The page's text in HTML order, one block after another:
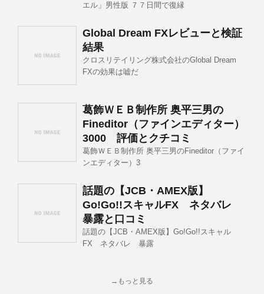
エル」男性版 ７７日間で復縁
Global Dream FXレビューと検証
結果
クロスリテイリング株式会社のGlobal Dream
FXの効果は嘘だ
葛飾ＷＥＢ制作所 奥平三男の
Fineditor（ファインエディター）
3000 評価とクチコミ
葛飾ＷＥＢ制作所 奥平三男のFineditor（ファイ
ンエディター）3
話題の【JCB・AMEX版】
Go!Go!!スキャルFX ネタバレ
暴露と口コミ
話題の【JCB・AMEX版】Go!Go!!スキャル
FX ネタバレ 暴露
→もっと見る